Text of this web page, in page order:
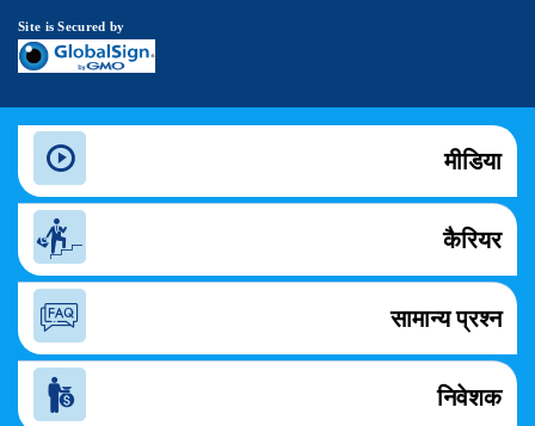
Site is Secured by
मीडिया
कैरियर
सामान्य प्रश्न
निवेशक